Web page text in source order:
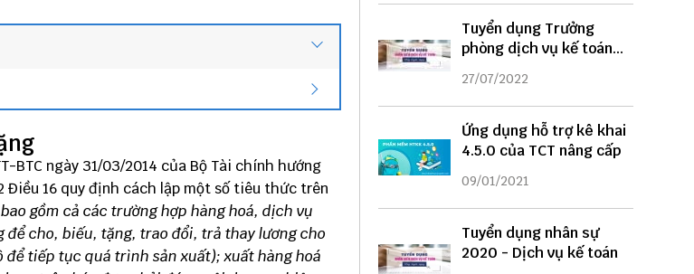
BTC ngày 31/03/2014 của Bộ Tài chính hướng
Điều 16 quy định cách lập một số tiêu thức trên
gồm cả các trường hợp hàng hoá, dịch vụ
cho, biếu, tặng, trao đổi, trả thay lương cho
tiếp tục quá trình sản xuất); xuất hàng hoá
Tuyển dụng Trưởng
phòng dịch vụ kế toán
năm 2022
27/07/2022
Ứng dụng hỗ trợ kê khai
4.5.0 của TCT nâng cấp
09/01/2021
Tuyển dụng nhân sự
2020 - Dịch vụ kế toán